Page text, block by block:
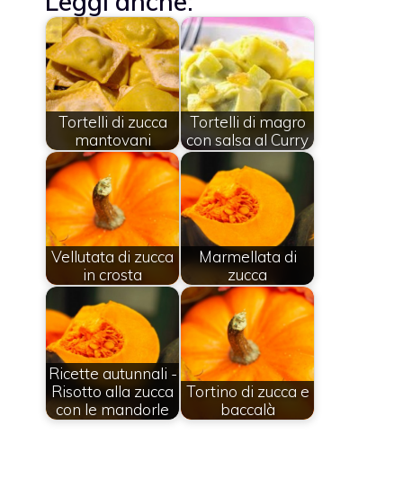
Tortelli di zucca
mantovani
Tortelli di magro
con salsa al Curry
Vellutata di zucca
in crosta
Marmellata di
zucca
Ricette autunnali -
Risotto alla zucca
con le mandorle
Tortino di zucca e
baccalà